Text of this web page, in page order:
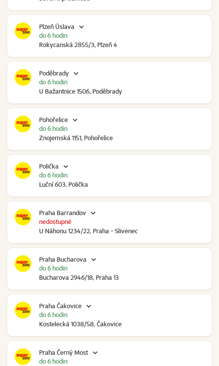
Plzeň Úslava
Rokycanská 2855/3, Plzeň 4
do 6 hodin
Poděbrady
U Bažantnice 1506, Poděbrady
do 6 hodin
Pohořelice
Znojemská 1151, Pohořelice
do 6 hodin
Polička
Luční 603, Polička
do 6 hodin
Praha Barrandov
U Náhonu 1234/22, Praha - Slivenec
nedostupné
Praha Bucharova
Bucharova 2946/18, Praha 13
do 6 hodin
Praha Čakovice
Kostelecká 1038/58, Čakovice
do 6 hodin
Praha Černý Most
do 6 hodin